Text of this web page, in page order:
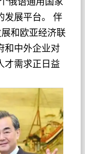
发展平台。 伴
展和欧亚经济联
和中外企业对
才需求正日益